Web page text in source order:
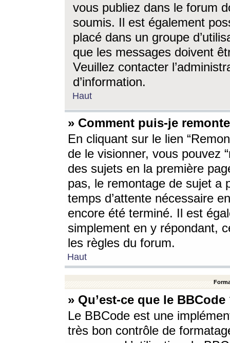
vous publiez dans le forum
soumis. Il est également
placé dans un groupe
que les messages doivent
Veuillez contacter
d’information.
Haut
» Comment puis-je
En cliquant sur le lien
de le visionner, vous pouvez
des sujets en la première
pas, le remontage de sujet a
temps d’attente nécessaire
encore été terminé. Il est
simplement en y répondant,
les règles du forum.
Haut
» Qu’est-ce que le BBCode
Le BBCode est une
très bon contrôle de